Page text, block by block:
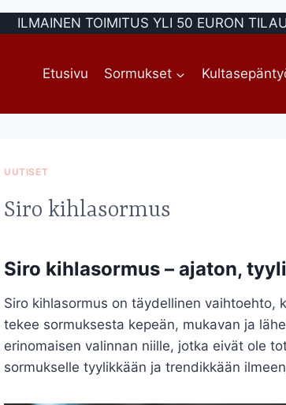
ILMAINEN TOIMITUS YLI 50 EURON
Etusivu Sormukset
UUTISET
Siro kihlasormus
Siro kihlasormus – ajaton,
Siro kihlasormus on täydellinen vaihtoehto,
tekee sormuksesta kepeän, mukavan ja
erinomaisen valinnan niille, jotka eivät ole
sormukselle tyylikkään ja trendikkään